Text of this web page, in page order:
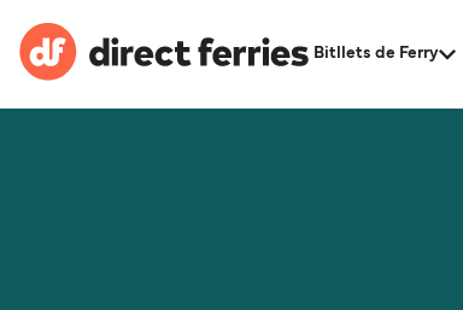
Bitllets de Ferry